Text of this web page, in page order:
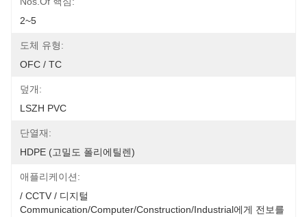
2~5
도체 유형:
OFC / TC
덮개:
LSZH PVC
단열재:
HDPE (고밀도 폴리에틸렌)
애플리케이션:
/ CCTV / 디지털
Communication/Computer/Construction/Industrial에게 전보를